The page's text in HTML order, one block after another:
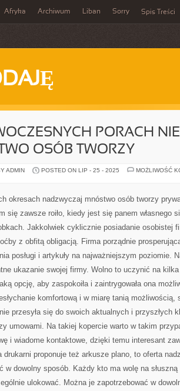
Afryka Archiwum Liban Sorry Spis Treści
PORACH
OSÓB TWORZY
ADMIN POSTED ON LIP - 25 - 2025
MOŻLIWOŚĆ
okresach nadzwyczaj mnóstwo osób tworzy
się zawsze roiło, kiedy jest się panem własnego
Jakkolwiek cyklicznie posiadanie osobistej
z obfitą obligacją. Firma porządnie
posługi i artykuły na najważniejszym poziomie.
ukazanie swojej firmy. Wolno to uczynić na
opcję, aby zaspokoiła i zaintrygowała ona
komfortową i w miarę tanią
przesyła się do swoich aktualnych i przyszłych
umowami. Na takiej kopercie warto w takim
i wiadome kontaktowe, dzięki temu interesant
drukarni proponuje też arkusze plano, to oferta
w dowolny sposób. Każdy kto ma wolę na
ulokować. Można je zapotrzebować w